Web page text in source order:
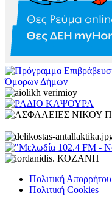
Πολιτική Απορρήτου
Πολιτική Cookies